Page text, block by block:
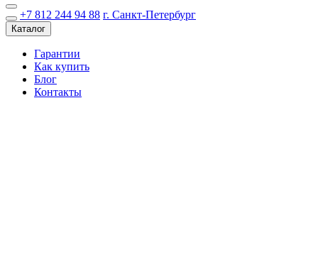
+7 812 244 94 88 г. Санкт-Петербург
Каталог
Гарантии
Как купить
Блог
Контакты